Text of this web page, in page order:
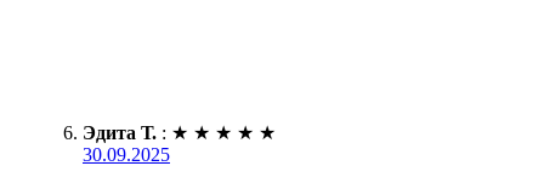
Эдита Т. : ★ ★ ★ ★ ★
30.09.2025